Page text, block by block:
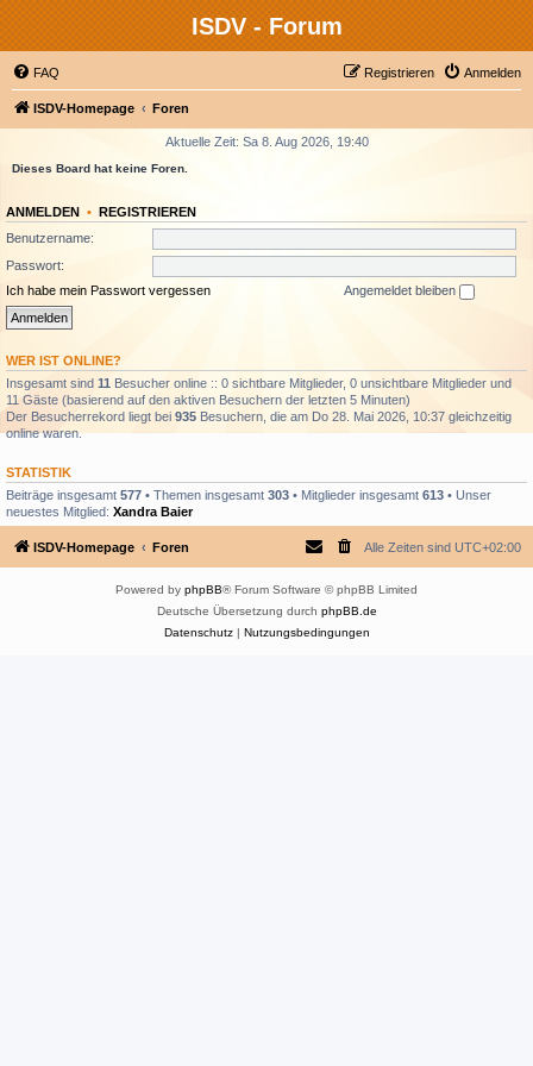
ISDV - Forum
FAQ Anmelden
Registrieren
ISDV-Homepage Foren
Aktuelle Zeit: Sa 8. Aug 2026, 19:40
Dieses Board hat keine Foren.
ANMELDEN • REGISTRIEREN
Benutzername:
Passwort:
Ich habe mein Passwort vergessen
Angemeldet bleiben
WER IST ONLINE?
Insgesamt sind 11 Besucher online :: 0 sichtbare Mitglieder, 0 unsichtbare Mitglieder und
11 Gäste (basierend auf den aktiven Besuchern der letzten 5 Minuten)
Der Besucherrekord liegt bei 935 Besuchern, die am Do 28. Mai 2026, 10:37 gleichzeitig
online waren.
STATISTIK
Beiträge insgesamt 577 • Themen insgesamt 303 • Mitglieder insgesamt 613 • Unser
neuestes Mitglied: Xandra Baier
ISDV-Homepage Foren Alle Zeiten sind UTC+02:00
Powered by phpBB® Forum Software © phpBB Limited
Deutsche Übersetzung durch phpBB.de
Datenschutz| Nutzungsbedingungen